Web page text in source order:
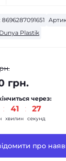
8696287091651
Dunya Plastik
грн.
через:
: 41
хвилин
: 26
секунд
про